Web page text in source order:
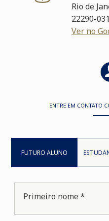
Rio de
22290-
Ver no
ENTRE EM CONTATO
FUTURO ALUNO
Primeiro nome *